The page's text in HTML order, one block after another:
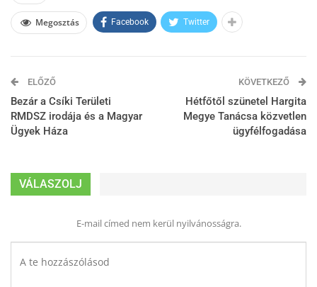
Megosztás Facebook Twitter
ELŐZŐ
Bezár a Csíki Területi
RMDSZ irodája és a Magyar
Ügyek Háza
KÖVETKEZŐ
Hétfőtől szünetel Hargita
Megye Tanácsa közvetlen
ügyfélfogadása
VÁLASZOLJ
E-mail címed nem kerül nyilvánosságra.